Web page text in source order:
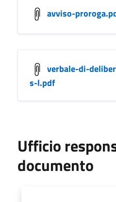
avviso-
verbale-di-
s-l.pdf
Ufficio
documento